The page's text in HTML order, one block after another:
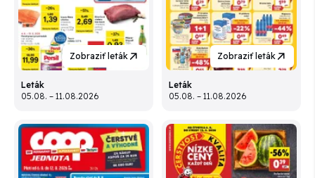
Zobraziť leták
Leták
05.08. – 11.08.2026
Zobraziť leták
Leták
05.08. – 11.08.2026